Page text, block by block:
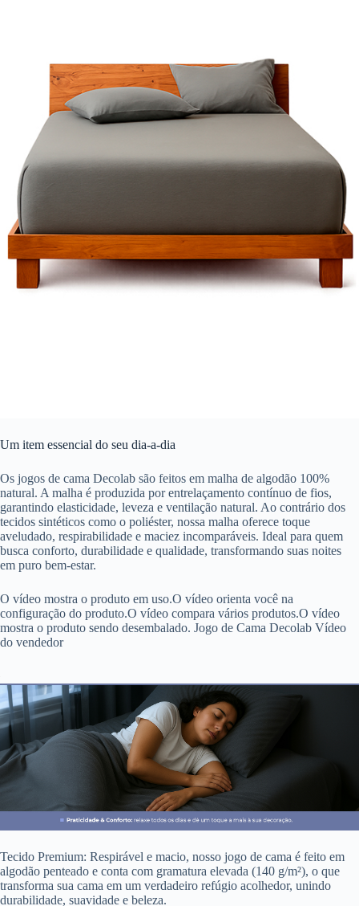
Um item essencial do seu dia-a-dia
Os jogos de cama Decolab são feitos em malha de algodão 100%
natural. A malha é produzida por entrelaçamento contínuo de fios,
garantindo elasticidade, leveza e ventilação natural. Ao contrário dos
tecidos sintéticos como o poliéster, nossa malha oferece toque
aveludado, respirabilidade e maciez incomparáveis. Ideal para quem
busca conforto, durabilidade e qualidade, transformando suas noites
em puro bem-estar.
O vídeo mostra o produto em uso.O vídeo orienta você na
configuração do produto.O vídeo compara vários produtos.O vídeo
mostra o produto sendo desembalado. Jogo de Cama Decolab Vídeo
do vendedor
Tecido Premium: Respirável e macio, nosso jogo de cama é feito em
algodão penteado e conta com gramatura elevada (140 g/m²), o que
transforma sua cama em um verdadeiro refúgio acolhedor, unindo
durabilidade, suavidade e beleza.